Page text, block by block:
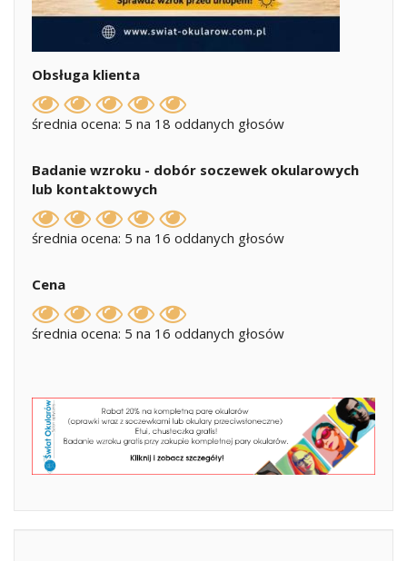
Obsługa klienta
średnia ocena: 5 na 18 oddanych głosów
Badanie wzroku - dobór soczewek okularowych
lub kontaktowych
średnia ocena: 5 na 16 oddanych głosów
Cena
średnia ocena: 5 na 16 oddanych głosów